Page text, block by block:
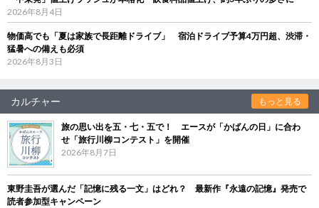
2026年8月4日
物価高でも「夏は家族で長距離ドライブ」 宿泊ドライブ予算4万円超、渋滞・
猛暑への備えも必須
2026年8月3日
カルチャー もっと見る
旅の思い出を五・七・五で！ エースが「かばんの日」に合わ
せ「旅行川柳コンテスト」を開催
2026年8月7日
東野圭吾が選んだ「記憶に残る一文」はどれ？ 最新作『永遠の記憶』発売で
読者参加型キャンペーン